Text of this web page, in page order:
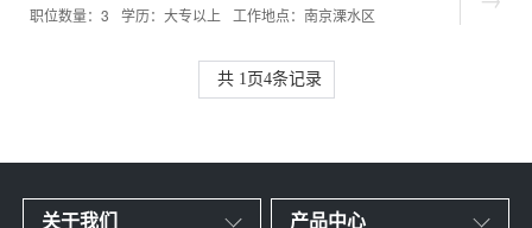
职位数量：3 学历：大专以上 工作地点：南京溧水区
共 1 页4条记录
关于我们 产品中心